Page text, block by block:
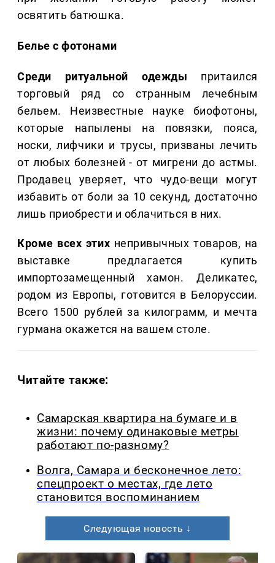
освятить батюшка.
Белье с фотонами
Среди ритуальной одежды притаился
торговый ряд со странным лечебным
бельем. Неизвестные науке биофотоны,
которые напылены на повязки, пояса,
носки, лифчики и трусы, призваны лечить
от любых болезней - от мигрени до астмы.
Продавец уверяет, что чудо-вещи могут
избавить от боли за 10 секунд, достаточно
лишь приобрести и облачиться в них.
Кроме всех этих непривычных товаров, на
выставке предлагается купить
импортозамещенный хамон. Деликатес,
родом из Европы, готовится в Белоруссии.
Всего 1500 рублей за килограмм, и мечта
гурмана окажется на вашем столе.
Читайте также:
Самарская квартира на бумаге и в
жизни: почему одинаковые метры
работают по-разному?
Волга, Самара и бесконечное лето:
спецпроект о местах, где лето
становится воспоминанием
Следующая новость ↓